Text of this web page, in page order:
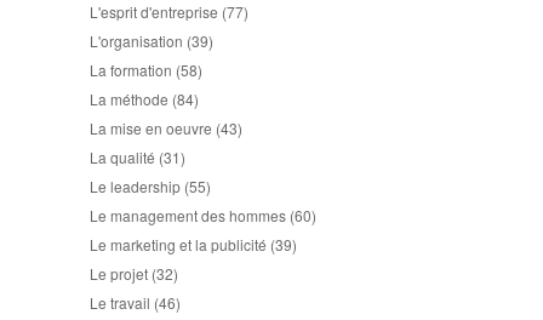
L'esprit d'entreprise (77)
L'organisation (39)
La formation (58)
La méthode (84)
La mise en oeuvre (43)
La qualité (31)
Le leadership (55)
Le management des hommes (60)
Le marketing et la publicité (39)
Le projet (32)
Le travail (46)